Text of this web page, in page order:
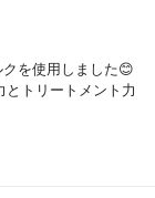
を使用しました😊
トリートメント力